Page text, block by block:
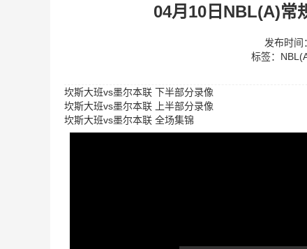
04月10日NBL(A)常
发布时间
标签：
坎斯大班vs墨尔本联 下半部分录像
坎斯大班vs墨尔本联 上半部分录像
坎斯大班vs墨尔本联 全场集锦